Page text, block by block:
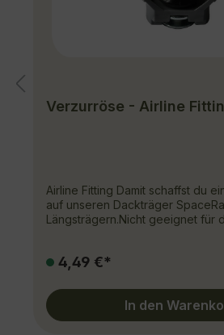
Verzurröse - Airline
Airline Fitting Damit schaffst du
auf unseren Dackträger
Längsträgern.Nicht geeignet für
(200017) oder Ringösen
4,49 €*
In den